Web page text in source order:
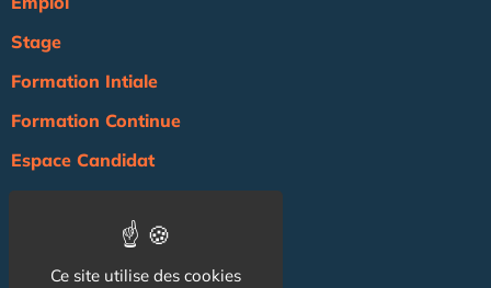
Stage
Formation Intiale
Formation Continue
Espace Candidat
AgendaCe site utilise des cookies